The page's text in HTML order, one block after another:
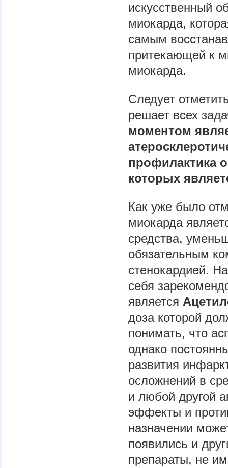
искусственный
миокарда,
самым
притекающей к
миокарда.
Следует
решает всех
моментом
профилактика
которых
Как уже было
миокарда
средства,
обязательным
стенокардией.
себя
является
доза которой
понимать, что
однако
развития
осложнений в
и любой другой
эффекты и
назначении
появились и
препараты, не